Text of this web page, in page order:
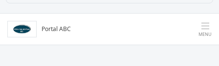
Portal ABC
MENU